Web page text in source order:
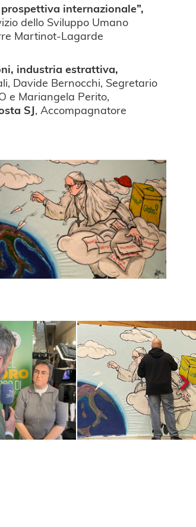
internazionale”,
dello Sviluppo Umano
Martinot-Lagarde
industria estrattiva,
Davide Bernocchi, Segretario
e Mariangela Perito,
SJ, Accompagnatore